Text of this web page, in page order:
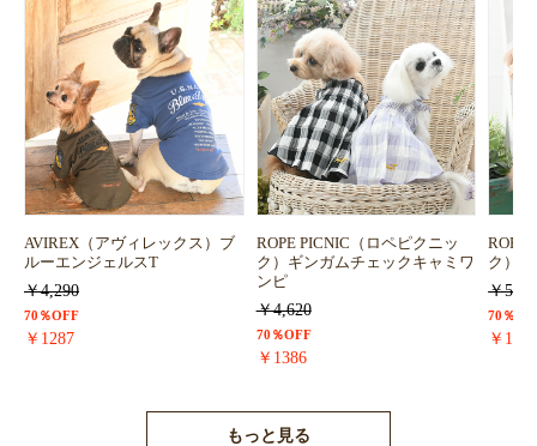
AVIREX（アヴィレックス）ブ
ルーエンジェルスT
￥4,290
70％OFF
￥1287
ROPE PICNIC（ロペピクニッ
ク）ギンガムチェックキャミワ
ンピ
￥4,620
70％OFF
￥1386
ROPE
ク）
￥
70％
￥
もっと見る